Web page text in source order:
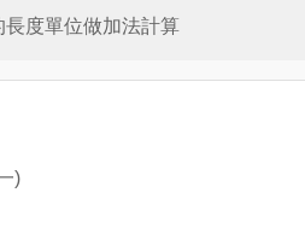
長度單位做加法計算
)